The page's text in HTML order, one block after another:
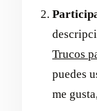
Trucos
puedes
me